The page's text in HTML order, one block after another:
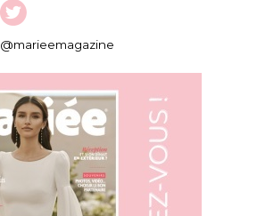
@marieemagazine